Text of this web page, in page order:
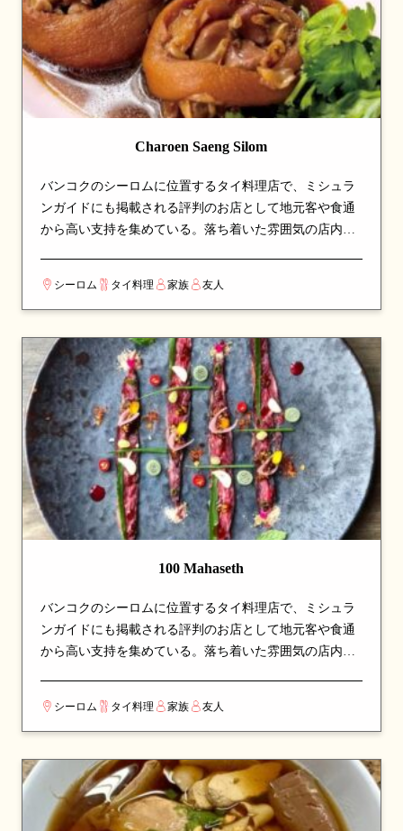
Charoen Saeng Silom
バンコクのシーロムに位置するタイ料理店で、ミシュラ
ンガイドにも掲載される評判のお店として地元客や食通
から高い支持を集めている。落ち着いた雰囲気の店内
できる。伝統的なタイ料理の真髄を、丁寧な調理と厳選
された食材で表現している。ミシュランの審査員に「上
質な料理」として認められた、選りすぐりの一軒。カッ
プルでのデートや、友人との食事会にも最適な一軒。
シーロム タイ料理 家族 友人
100 Mahaseth
バンコクのシーロムに位置するタイ料理店で、ミシュラ
ンガイドにも掲載される評判のお店として地元客や食通
から高い支持を集めている。落ち着いた雰囲気の店内
こだわりが詰まった一皿が並び、訪れたら必ず注文した
い逸品揃い。伝統的なタイ料理の真髄を、丁寧な調理と
厳選された食材で表現している。カップルでのデート
や、友人との食事会にも最適な一軒。
シーロム タイ料理 家族 友人